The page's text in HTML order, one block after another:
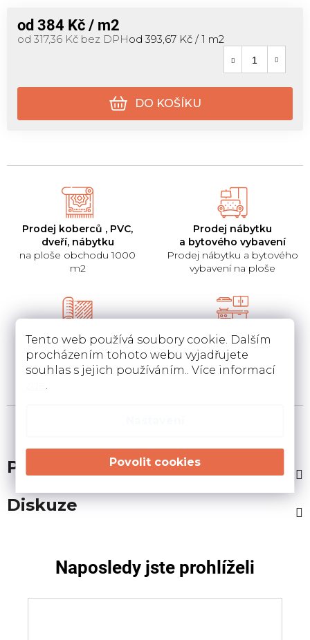
Tento web používá soubory cookie. Dalším
procházením tohoto webu vyjadřujete
souhlas s jejich používáním.. Více informací
od 384 Kč / m2
od 317,36 Kč bez DPHMěrná cena:
od 393,67 Kč / 1 m2
DO KOŠÍKU
Prodej koberců , PVC,
dveří, nábytku
na ploše obchodu 1000
m2
Prodej nábytku
a bytového vybavení
Prodej nábytku a bytového
vybavení na ploše
Pokládka
koberců a pvc
Pokládka a zamněření
podlahovin u Vás doma
Instalace a návrh
kuchyní
Návrh kuchyní v 3D a
instalace u Vás doma
Popis
Diskuze
Naposledy jste prohlíželi